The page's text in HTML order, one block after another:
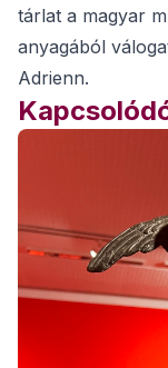
tárlat a magyar
anyagából
Adrienn.